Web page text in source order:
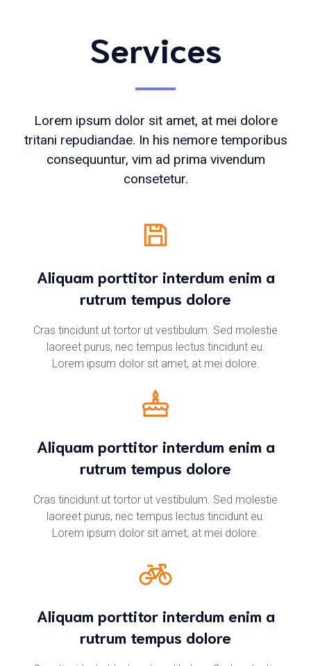
Services
Lorem ipsum dolor sit amet, at mei dolore
tritani repudiandae. In his nemore temporibus
consequuntur, vim ad prima vivendum
consetetur.
Aliquam porttitor interdum enim a
rutrum tempus dolore
Cras tincidunt ut tortor ut vestibulum. Sed molestie
laoreet purus, nec tempus lectus tincidunt eu.
Lorem ipsum dolor sit amet, at mei dolore.
Aliquam porttitor interdum enim a
rutrum tempus dolore
Cras tincidunt ut tortor ut vestibulum. Sed molestie
laoreet purus, nec tempus lectus tincidunt eu.
Lorem ipsum dolor sit amet, at mei dolore.
Aliquam porttitor interdum enim a
rutrum tempus dolore